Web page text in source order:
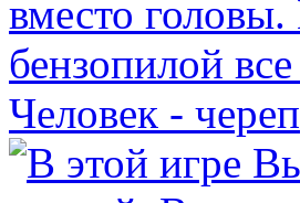
Человек - череп